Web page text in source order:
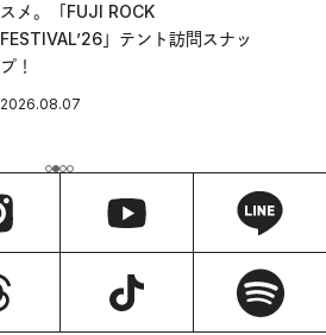
スメ。「FUJI ROCK
FESTIVAL’26」テント訪問スナッ
プ！
2026.08.07